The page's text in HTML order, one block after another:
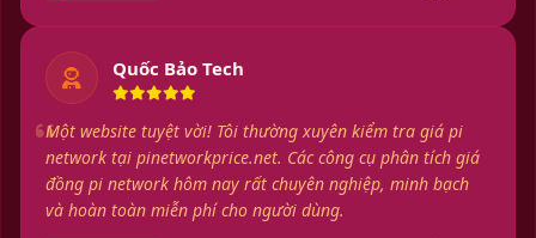
Quốc Bảo Tech
Một website tuyệt vời! Tôi thường xuyên kiểm tra giá pi
network tại pinetworkprice.net. Các công cụ phân tích giá
đồng pi network hôm nay rất chuyên nghiệp, minh bạch
và hoàn toàn miễn phí cho người dùng.